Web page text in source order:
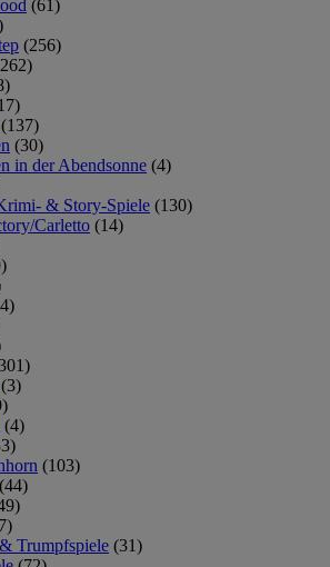
(61)
(256)
(137)
(30)
in der Abendsonne (4)
& Story-Spiele (130)
Carletto (14)
(3)
(4)
(103)
(44)
Trumpfspiele (31)